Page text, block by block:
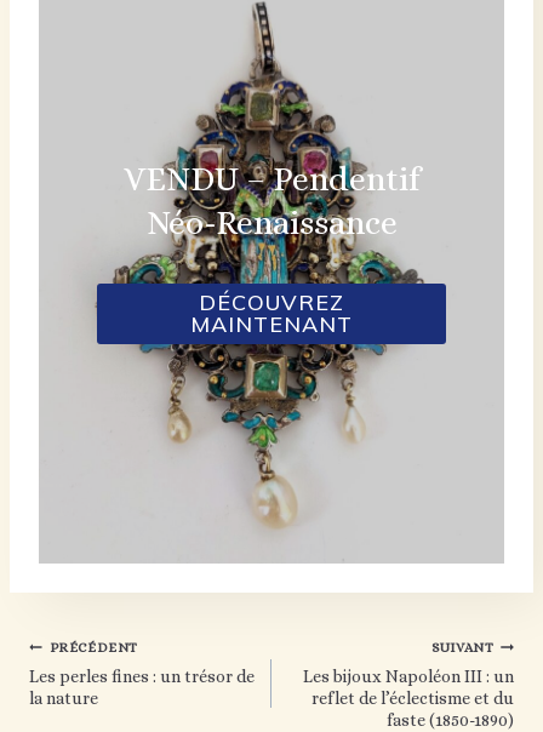
VENDU – Pendentif
Néo-Renaissance
DÉCOUVREZ
MAINTENANT
Navigation
de
PRÉCÉDENT
Les perles fines : un trésor de
la nature
SUIVANT
Les bijoux Napoléon III : un
reflet de l’éclectisme et du
faste (1850-1890)